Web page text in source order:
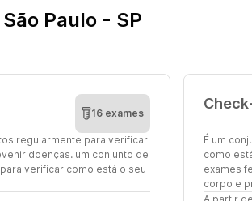
Paulo - SP
16 exames
regularmente para verificar
doenças. um conjunto de
verificar como está o seu
É um
como
exames
corpo e